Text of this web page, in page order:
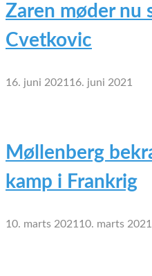
Zaren møder nu
Cvetkovic
16. juni 2021 16. juni 2021
Møllenberg
kamp i Frankrig
10. marts 2021 10. marts 2021